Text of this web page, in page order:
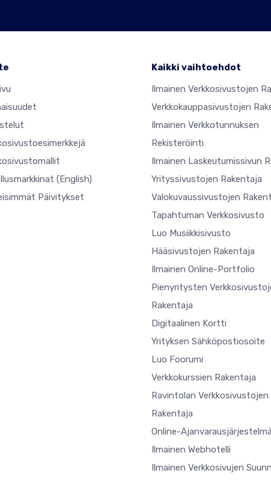
(English)
Päivitykset
Kaikki vaihtoehdot
Ilmainen Verkkosivustojen
Verkkokauppasivustojen
Ilmainen Verkkotunnuksen
Rekisteröinti
Ilmainen Laskeutumissivun
Yrityssivustojen Rakentaja
Valokuvaussivustojen
Tapahtuman Verkkosivusto
Luo Musiikkisivusto
Hääsivustojen Rakentaja
Ilmainen Online-Portfolio
Pienyritysten
Rakentaja
Digitaalinen Kortti
Yrityksen Sähköpostiosoite
Luo Foorumi
Verkkokurssien Rakentaja
Ravintolan Verkkosivustojen
Rakentaja
Online-Ajanvarausjärjestelmä
Ilmainen Webhotelli
Ilmainen Verkkosivujen